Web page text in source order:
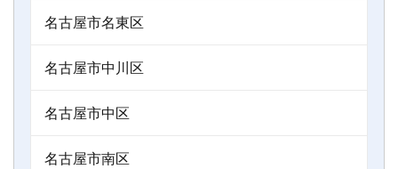
名古屋市名東区
名古屋市中川区
名古屋市中区
名古屋市南区